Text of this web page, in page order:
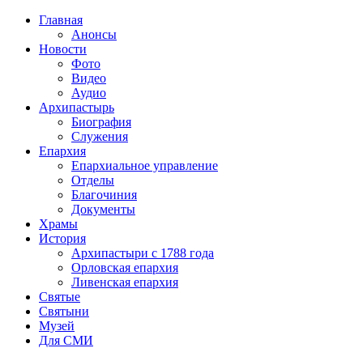
Главная
Анонсы
Новости
Фото
Видео
Аудио
Архипастырь
Биография
Служения
Епархия
Епархиальное управление
Отделы
Благочиния
Документы
Храмы
История
Архипастыри с 1788 года
Орловская епархия
Ливенская епархия
Святые
Святыни
Музей
Для СМИ